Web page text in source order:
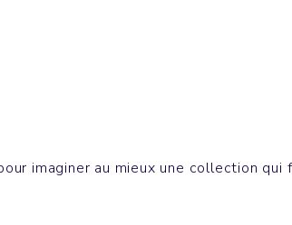
imaginer au mieux une collection qui